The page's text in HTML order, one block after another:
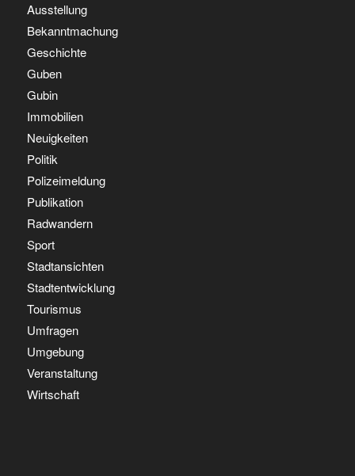
Ausstellung
Bekanntmachung
Geschichte
Guben
Gubin
Immobilien
Neuigkeiten
Politik
Polizeimeldung
Publikation
Radwandern
Sport
Stadtansichten
Stadtentwicklung
Tourismus
Umfragen
Umgebung
Veranstaltung
Wirtschaft